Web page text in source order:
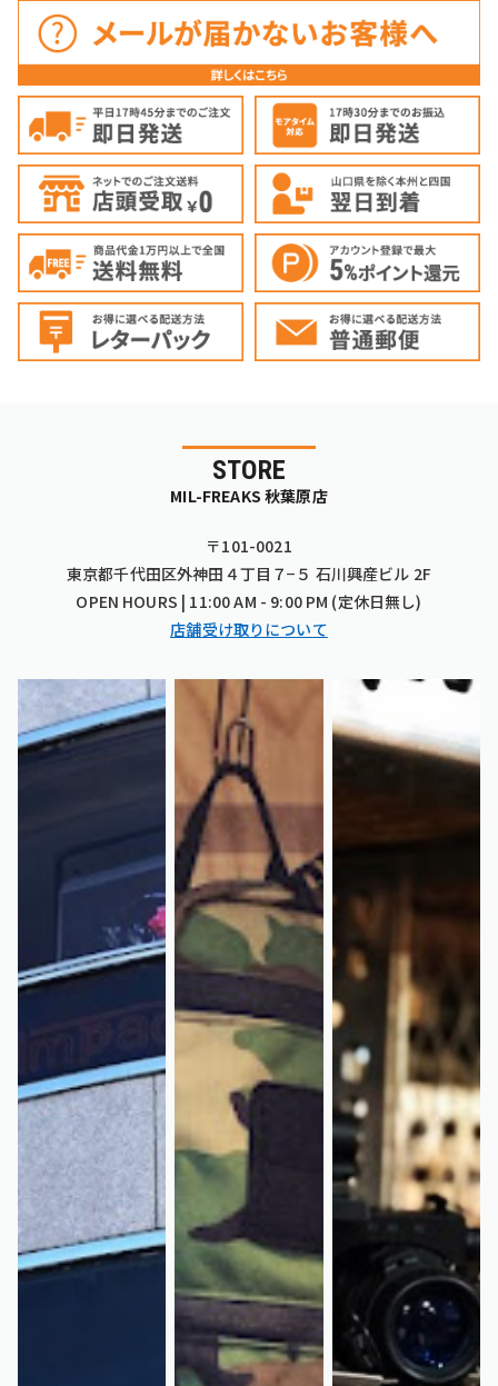
STORE
MIL-FREAKS 秋葉原店
〒101-0021
東京都千代田区外神田４丁目７−５ 石川興産ビル 2F
OPEN HOURS | 11:00 AM - 9:00 PM (定休日無し)
店舗受け取りについて